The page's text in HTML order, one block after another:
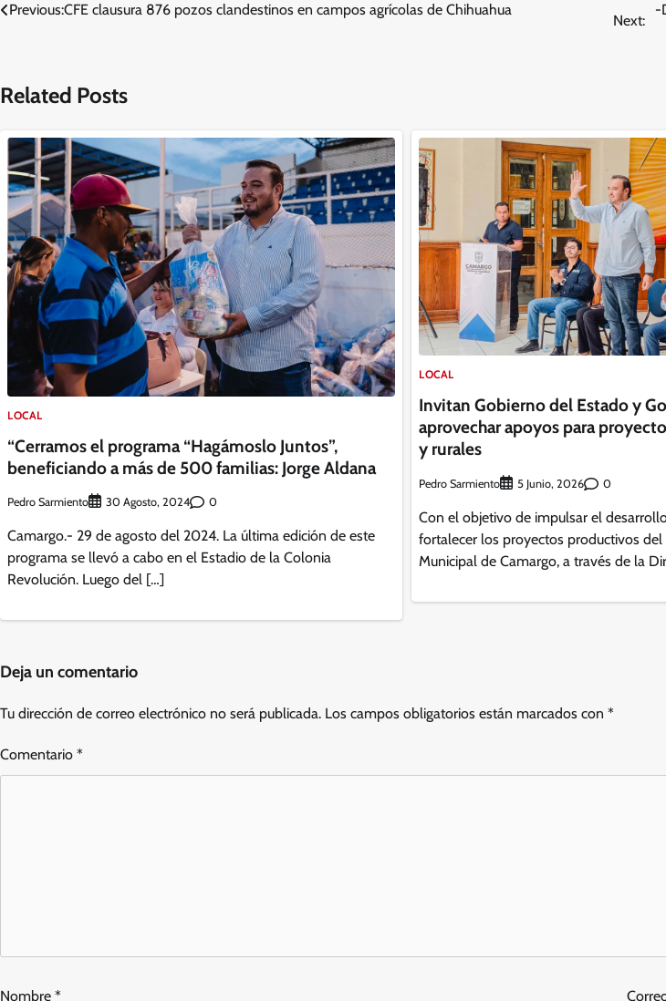
Navegación
entradas
Previous:CFE clausura 876 pozos clandestinos en campos agrícolas de Chihuahua
Next:
-
Related Posts
LOCAL
“Cerramos el programa “Hagámoslo Juntos”,
beneficiando a más de 500 familias: Jorge Aldana
Pedro Sarmiento 30 Agosto, 2024 0
Camargo.- 29 de agosto del 2024. La última edición de este
programa se llevó a cabo en el Estadio de la Colonia
Revolución. Luego del […]
LOCAL
Invitan Gobierno del Estado y
aprovechar apoyos para
y rurales
Pedro Sarmiento 5 Junio, 2026 0
Con el objetivo de impulsar el
fortalecer los proyectos productivos
Municipal de Camargo, a través de la
Deja un comentario
Tu dirección de correo electrónico no será publicada. Los campos obligatorios están marcados con *
Comentario *
Nombre *